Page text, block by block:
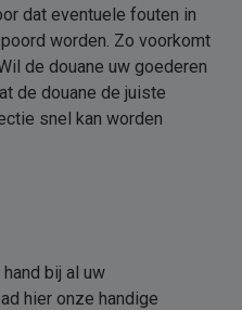
dat eventuele fouten in
worden. Zo voorkomt
de douane uw goederen
de douane de juiste
snel kan worden
bij al uw
hier onze handige